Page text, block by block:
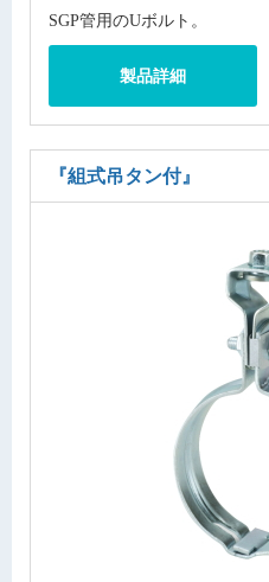
SGP管用のUボルト。
製品詳細
『組式吊タン付』